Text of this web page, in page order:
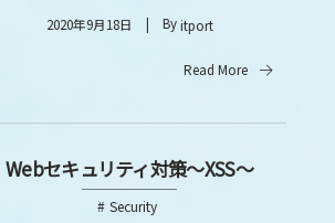
2020年9月18日 Byitport
Read More
Webセキュリティ対策～XSS～
Security